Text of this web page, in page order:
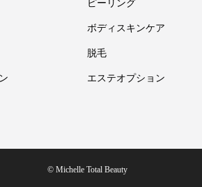
ピーリング
ボディスキンケア
脱毛
エステオプション
© Michelle Total Beauty